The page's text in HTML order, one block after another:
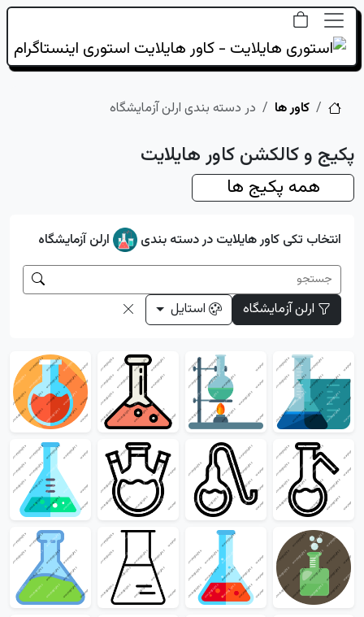
خانهکاور ها در دسته بندی ارلن آزمایشگاه
پکیج و کالکشن کاور هایلایت
همه پکیج ها
انتخاب تکی کاور هایلایت در دسته بندی ارلن آزمایشگاه